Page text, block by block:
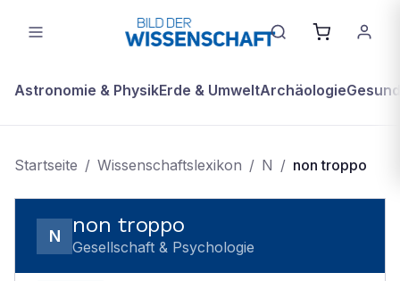
Astronomie & PhysikErde & UmweltArchäologie
Startseite / Wissenschaftslexikon / N / non troppo
N non troppo
Gesellschaft & Psychologie